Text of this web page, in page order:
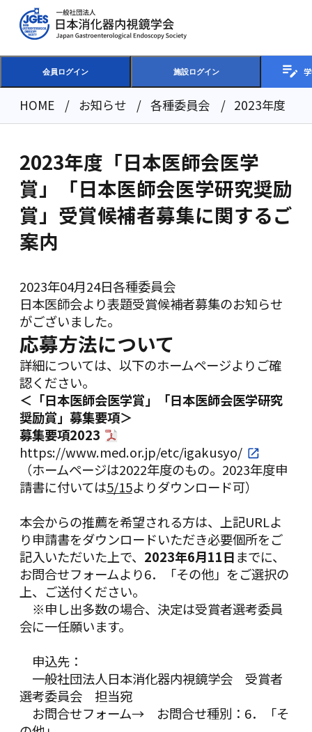
会員ログイン 施設ログイン
HOME お知らせ 各種委員会 2023年度「
2023年04月24日各種委員会
2023年度「日本医師会医学
賞」「日本医師会医学研究奨励
賞」受賞候補者募集に関するご
案内
日本医師会より表題受賞候補者募集のお知らせ
がございました。
応募方法について
詳細については、以下のホームページよりご確
認ください。
＜「日本医師会医学賞」「日本医師会医学研究
奨励賞」募集要項＞
募集要項2023
https://www.med.or.jp/etc/igakusyo/
（ホームページは2022年度のもの。2023年度申
請書に付いては5/15よりダウンロード可）
本会からの推薦を希望される方は、上記URLよ
り申請書をダウンロードいただき必要個所をご
記入いただいた上で、 2023年6月11日までに、
お問合せフォームより6．「その他」をご選択の
上、ご送付ください。
※申し出多数の場合、決定は受賞者選考委員
会に一任願います。
申込先：
一般社団法人日本消化器内視鏡学会 受賞者
選考委員会 担当宛
お問合せフォーム→ お問合せ種別：6．「そ